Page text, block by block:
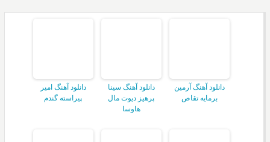
دانلود آهنگ آرمین
برمایه تقاص
دانلود آهنگ سینا
پرهیز دیوت مال
هاوسا
دانلود آهنگ امیر
پیراسته گندم